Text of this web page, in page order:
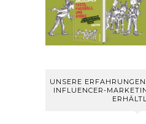
UNSERE
INFLUENCER-